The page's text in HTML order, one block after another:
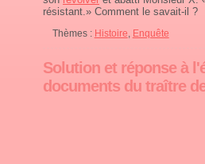
résistant.» Comment le savait-il ?
Thèmes : Histoire Enquête
Solution et réponse à
documents du traître